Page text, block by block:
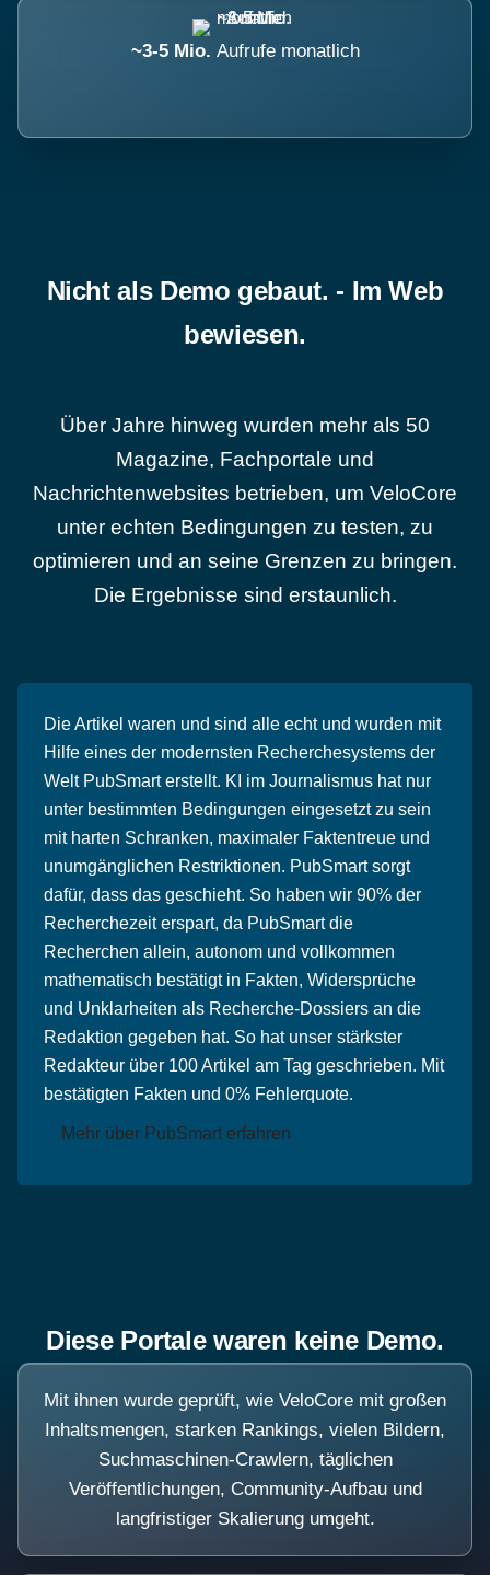
~3-5 Mio. Aufrufe monatlich
Nicht als Demo gebaut. - Im Web
bewiesen.
Über Jahre hinweg wurden mehr als 50
Magazine, Fachportale und
Nachrichtenwebsites betrieben, um VeloCore
unter echten Bedingungen zu testen, zu
optimieren und an seine Grenzen zu bringen.
Die Ergebnisse sind erstaunlich.
Die Artikel waren und sind alle echt und wurden mit
Hilfe eines der modernsten Recherchesystems der
Welt PubSmart erstellt. KI im Journalismus hat nur
unter bestimmten Bedingungen eingesetzt zu sein
mit harten Schranken, maximaler Faktentreue und
unumgänglichen Restriktionen. PubSmart sorgt
dafür, dass das geschieht. So haben wir 90% der
Recherchezeit erspart, da PubSmart die
Recherchen allein, autonom und vollkommen
mathematisch bestätigt in Fakten, Widersprüche
und Unklarheiten als Recherche-Dossiers an die
Redaktion gegeben hat. So hat unser stärkster
Redakteur über 100 Artikel am Tag geschrieben. Mit
bestätigten Fakten und 0% Fehlerquote.
Mehr über PubSmart erfahren
Diese Portale waren keine Demo.
Mit ihnen wurde geprüft, wie VeloCore mit großen
Inhaltsmengen, starken Rankings, vielen Bildern,
Suchmaschinen-Crawlern, täglichen
Veröffentlichungen, Community-Aufbau und
langfristiger Skalierung umgeht.